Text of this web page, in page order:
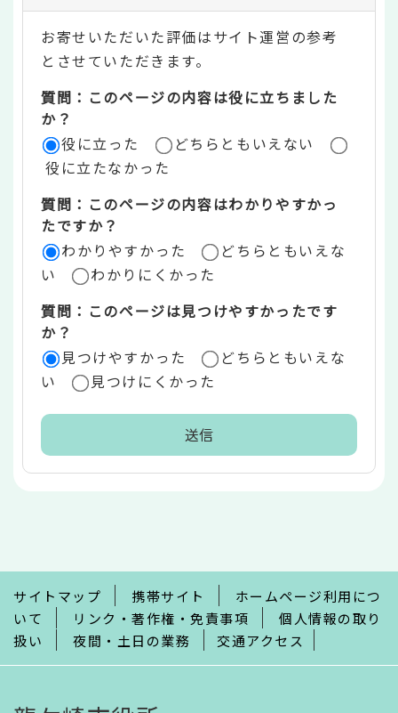
テ
ン
ツ
評
価
リ
ア
お寄せいただいた評価はサイト運営の参考
とさせていただきます。
質問：このページの内容は役に立ちました
か？
役に立った
どちらともいえない
役に立たなかった
質問：このページの内容はわかりやすかっ
たですか？
わかりやすかった
どちらともいえな
い
わかりにくかった
質問：このページは見つけやすかったです
か？
見つけやすかった
どちらともいえな
い
見つけにくかった
で
サイトマップ 携帯サイト
ホームページ利用につ
いて
リンク・著作権・免責事項
個人情報の取り
扱い
夜間・土日の業務 交通アクセス